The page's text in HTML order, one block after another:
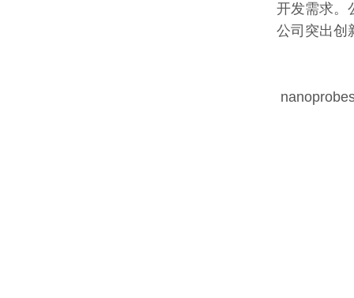
开发需求。
公司突出创